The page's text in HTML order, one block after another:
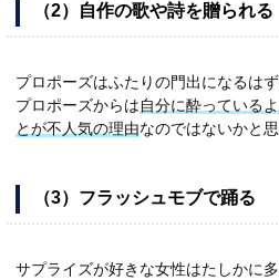
（2）自作の歌や詩を贈られる
プロポーズはふたりの門出になるは
プロポーズからは自分に酔っている
とが不人気の理由なのではないかと思
（3）フラッシュモブで踊る
サプライズが好きな女性はたしかに多